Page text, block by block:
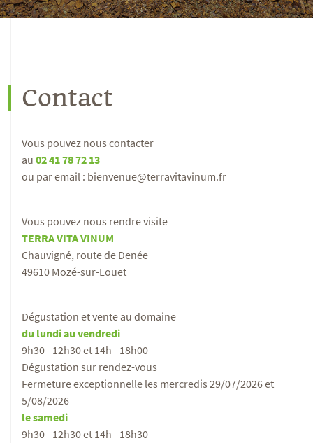
Contact
Vous pouvez nous contacter
au 02 41 78 72 13
ou par email : bienvenue@terravitavinum.fr
Vous pouvez nous rendre visite
TERRA VITA VINUM
Chauvigné, route de Denée
49610 Mozé-sur-Louet
Dégustation et vente au domaine
du lundi au vendredi
9h30 - 12h30 et 14h - 18h00
Dégustation sur rendez-vous
Fermeture exceptionnelle les mercredis 29/07/2026 et
5/08/2026
le samedi
9h30 - 12h30 et 14h - 18h30